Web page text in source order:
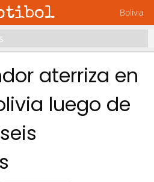
Bolivia
aterriza en
luego de